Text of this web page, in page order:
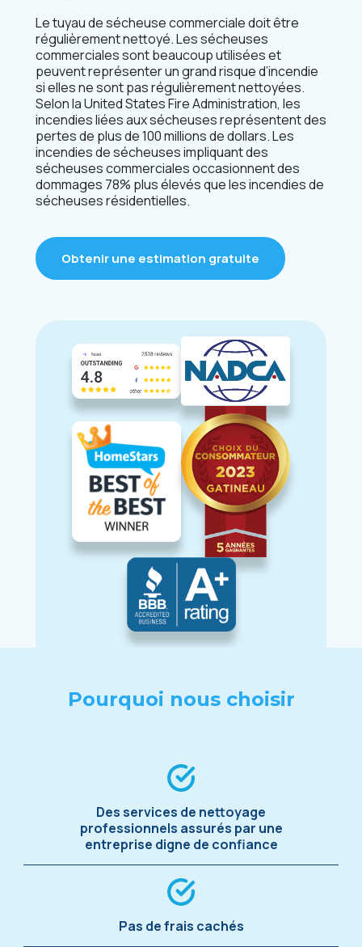
Le tuyau de sécheuse commerciale doit être
régulièrement nettoyé. Les sécheuses
commerciales sont beaucoup utilisées et
peuvent représenter un grand risque d’incendie
si elles ne sont pas régulièrement nettoyées.
Selon la United States Fire Administration, les
incendies liées aux sécheuses représentent des
pertes de plus de 100 millions de dollars. Les
incendies de sécheuses impliquant des
sécheuses commerciales occasionnent des
dommages 78% plus élevés que les incendies de
sécheuses résidentielles.
Obtenir une estimation gratuite
Pourquoi nous choisir
Des services de nettoyage
professionnels assurés par une
entreprise digne de confiance
Pas de frais cachés